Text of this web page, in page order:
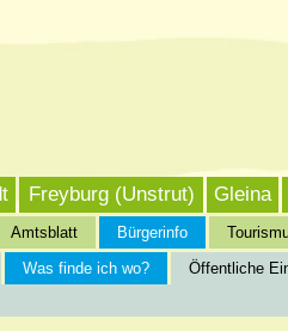
Amtsblatt
Bürgerinfo
Was finde ich wo? Öffentliche
Freyburg (Unstrut) Gleina